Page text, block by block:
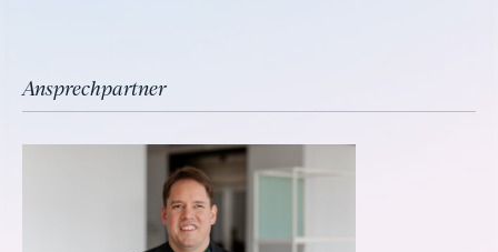
Ansprechpartner